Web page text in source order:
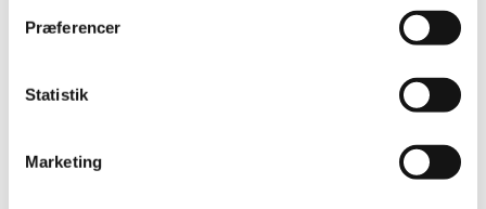
Præferencer
Statistik
Marketing